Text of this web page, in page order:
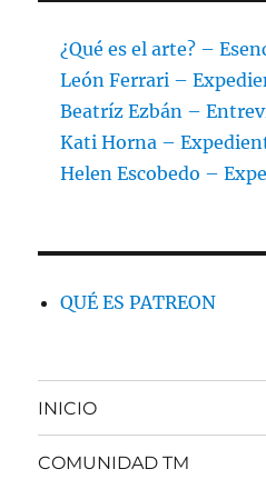
¿Qué es el arte? –
León Ferrari –
Beatríz Ezbán –
Kati Horna –
Helen Escobedo –
QUÉ ES PATREON
INICIO
COMUNIDAD TM